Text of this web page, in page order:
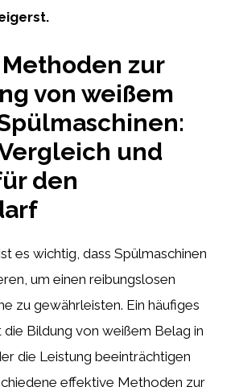
zur
von weißem
und
den
es wichtig, dass Spülmaschinen
um einen reibungslosen
zu gewährleisten. Ein häufiges
Bildung von weißem Belag in
die Leistung beeinträchtigen
effektive Methoden zur